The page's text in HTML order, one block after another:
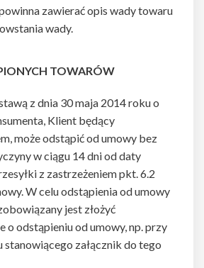
zawierać opis wady towaru
wady.
TOWARÓW
z dnia 30 maja 2014 roku o
Klient będący
może odstąpić od umowy bez
w ciągu 14 dni od daty
z zastrzeżeniem pkt. 6.2
W celu odstąpienia od umowy
jest złożyć
o odstąpieniu od umowy, np. przy
stanowiącego załącznik do tego